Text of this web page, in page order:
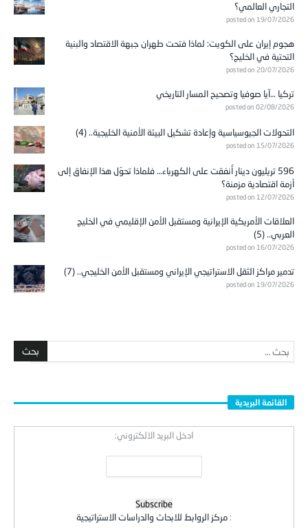
التجاري العالمي؟
posted on 19/07/2026
هجوم إيران على الكويت: لماذا فتحت طهران جبهة الاقتصاد والبنية
التحتية في الخليج؟
posted on 20/07/2026
تركيا …آيا صوفيا وتصحيح المسار التاريخي
posted on 02/08/2026
التحولات الجيوسياسية وإعادة تشكيل البيئة الأمنية الخليجية.. (4)
posted on 15/07/2026
596 تريليون دينار أُنفقت على الكهرباء… فلماذا تحوّل هذا الإنفاق إلى
أزمة اقتصادية مزمنة؟
posted on 12/07/2026
العلاقات الأمريكية الإيرانية ومستقبل الأمن الإقليمي في الخليج
العربي.. (5)
posted on 16/07/2026
تدمير مراكز الثقل الاستراتيجي الإيراني ومستقبل الأمن الخليجي.. (7)
posted on 19/07/2026
القائمة البريدية
ادخل البريد الالكتروني:
: مركز الروابط للابحاث والدراسات الاستراتيجية